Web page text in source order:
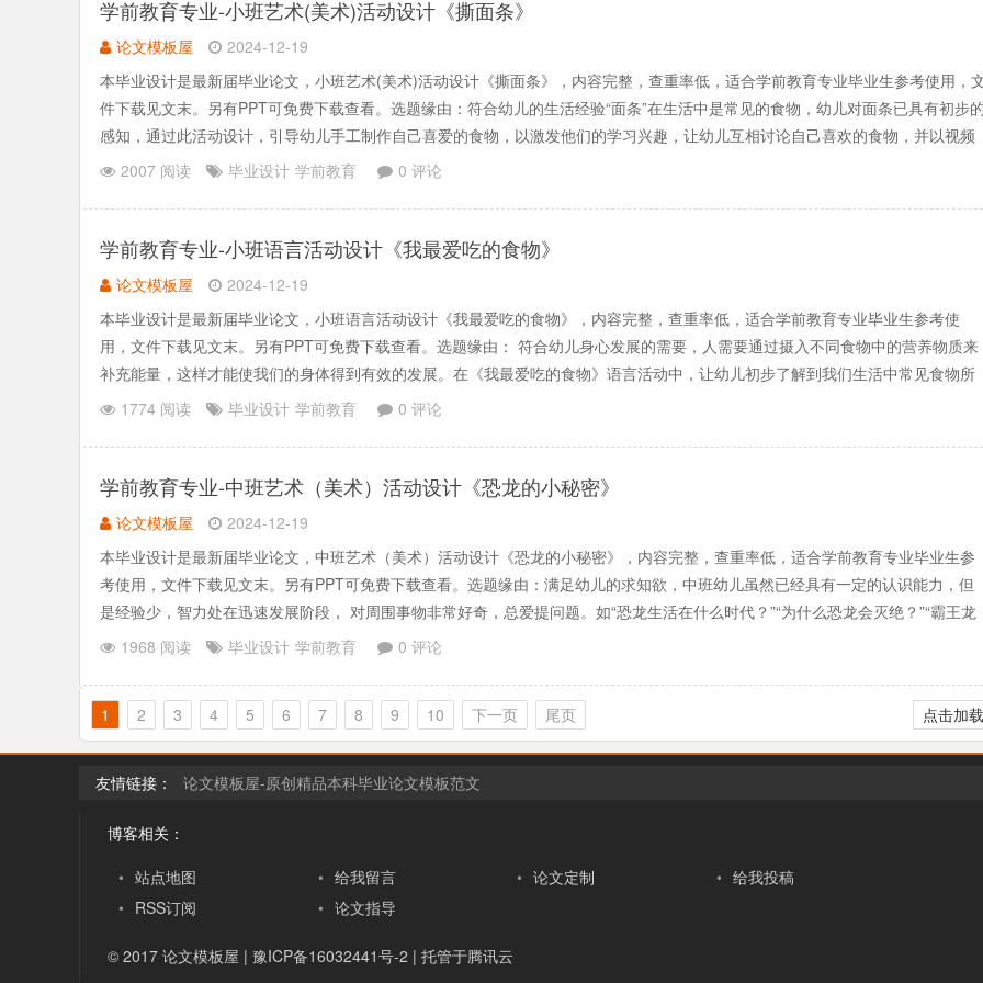
学前教育专业-小班艺术(美术)活动设计《撕面条》
论文模板屋
2024-12-19
本毕业设计是最新届毕业论文，小班艺术(美术)活动设计《撕面条》，内容完整，查重率低，适合学前教育专业毕业生参考使用，
件下载见文末。另有PPT可免费下载查看。选题缘由：符合幼儿的生活经验“面条”在生活中是常见的食物，幼儿对面条已具有初步
感知，通过此活动设计，引导幼儿手工制作自己喜爱的食物，以激发他们的学习兴趣，让幼儿互相讨论自己喜欢的食物，并以视频
进述面条.......
2007 阅读 毕业设计 学前教育 0 评论
学前教育专业-小班语言活动设计《我最爱吃的食物》
论文模板屋
2024-12-19
本毕业设计是最新届毕业论文，小班语言活动设计《我最爱吃的食物》，内容完整，查重率低，适合学前教育专业毕业生参考使
用，文件下载见文末。另有PPT可免费下载查看。选题缘由： 符合幼儿身心发展的需要，人需要通过摄入不同食物中的营养物质来
补充能量，这样才能使我们的身体得到有效的发展。在《我最爱吃的食物》语言活动中，让幼儿初步了解到我们生活中常见食物所
含有的营养物质，.......
1774 阅读 毕业设计 学前教育 0 评论
学前教育专业-中班艺术（美术）活动设计《恐龙的小秘密》
论文模板屋
2024-12-19
本毕业设计是最新届毕业论文，中班艺术（美术）活动设计《恐龙的小秘密》，内容完整，查重率低，适合学前教育专业毕业生参
考使用，文件下载见文末。另有PPT可免费下载查看。选题缘由：满足幼儿的求知欲，中班幼儿虽然已经具有一定的认识能力，但
是经验少，智力处在迅速发展阶段， 对周围事物非常好奇，总爱提问题。如“恐龙生活在什么时代？”“为什么恐龙会灭绝？”“霸王龙
为什么前.......
1968 阅读 毕业设计 学前教育 0 评论
1 2 3 4 5 6 7 8 9 10 下一页 尾页 点击加
友情链接： 论文模板屋-原创精品本科毕业论文模板范文
博客相关：
• 站点地图 • 给我留言 • 论文定制 • 给我投稿
• RSS订阅 • 论文指导
© 2017 论文模板屋 | 豫ICP备16032441号-2 | 托管于腾讯云